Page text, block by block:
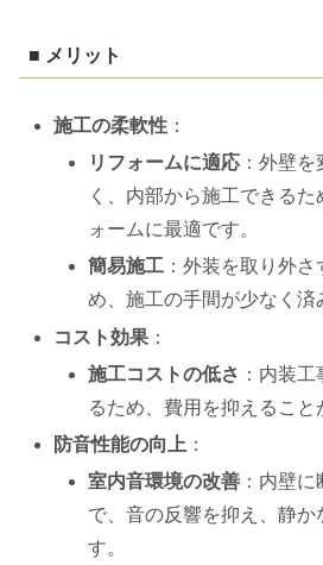
■ メリット
施工の柔軟性 ：
リフォームに適応 ：外壁
く、内部から施工できる
ォームに最適です。
簡易施工 ：外装を取り外
め、施工の手間が少なく済
コスト効果 ：
施工コストの低さ ：内装
るため、費用を抑えること
防音性能の向上 ：
室内音環境の改善 ：内壁
で、音の反響を抑え、静か
す。